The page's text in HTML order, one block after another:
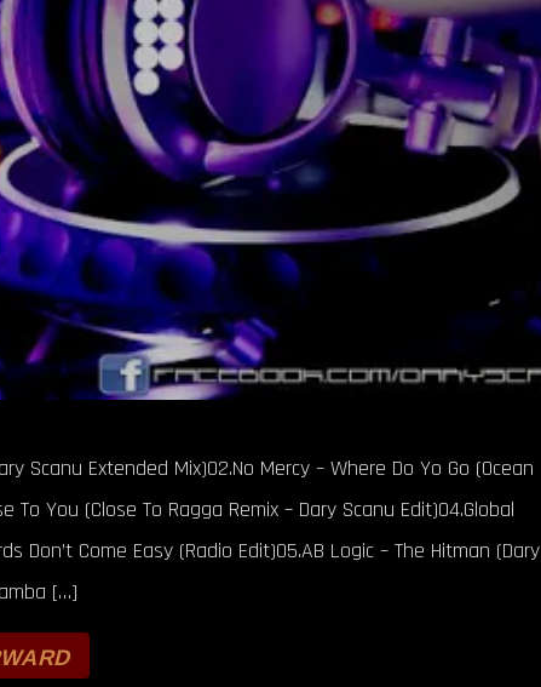
Scanu Extended Mix)02.No Mercy – Where Do Yo Go (Ocean
To You (Close To Ragga Remix – Dary Scanu Edit)04.Global
Don’t Come Easy (Radio Edit)05.AB Logic – The Hitman (Dary
[…]